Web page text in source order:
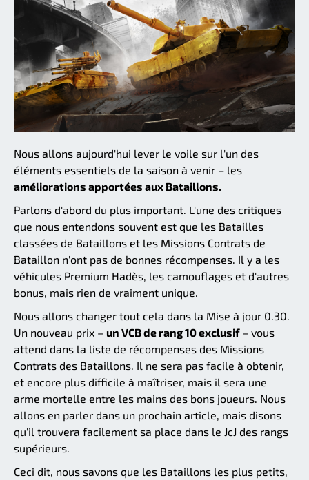
Nous allons aujourd'hui lever le voile sur l'un des
éléments essentiels de la saison à venir – les
améliorations apportées aux Bataillons.
Parlons d'abord du plus important. L'une des critiques
que nous entendons souvent est que les Batailles
classées de Bataillons et les Missions Contrats de
Bataillon n'ont pas de bonnes récompenses. Il y a les
véhicules Premium Hadès, les camouflages et d'autres
bonus, mais rien de vraiment unique.
Nous allons changer tout cela dans la Mise à jour 0.30.
Un nouveau prix – un VCB de rang 10 exclusif– vous
attend dans la liste de récompenses des Missions
Contrats des Bataillons. Il ne sera pas facile à obtenir,
et encore plus difficile à maîtriser, mais il sera une
arme mortelle entre les mains des bons joueurs. Nous
allons en parler dans un prochain article, mais disons
qu'il trouvera facilement sa place dans le JcJ des rangs
supérieurs.
Ceci dit, nous savons que les Bataillons les plus petits,